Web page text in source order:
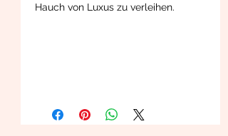
Hauch von Luxus zu verleihen.